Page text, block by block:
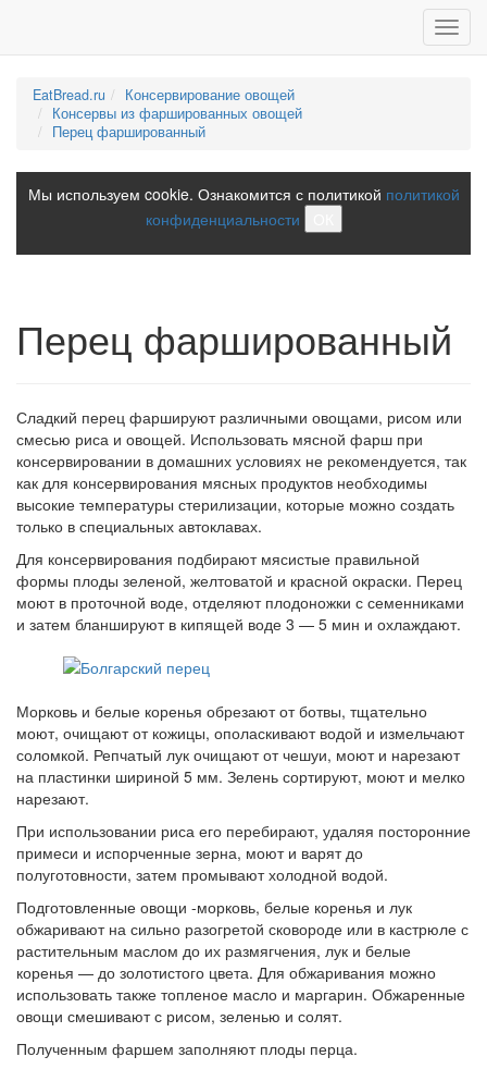
EatBread.ru
Консервирование овощей
Консервы из фаршированных овощей
Перец фаршированный
Мы используем cookie. Ознакомится с политикой политикой
конфиденциальности
Перец фаршированный
Сладкий перец фаршируют различными овощами, рисом или
смесью риса и овощей. Использовать мясной фарш при
консервировании в домашних условиях не рекомендуется, так
как для консервирования мясных продуктов необходимы
высокие температуры стерилизации, которые можно создать
только в специальных автоклавах.
Для консервирования подбирают мясистые правильной
формы плоды зеленой, желтоватой и красной окраски. Перец
моют в проточной воде, отделяют плодоножки с семенниками
и затем бланшируют в кипящей воде 3 — 5 мин и охлаждают.
Морковь и белые коренья обрезают от ботвы, тщательно
моют, очищают от кожицы, ополаскивают водой и измельчают
соломкой. Репчатый лук очищают от чешуи, моют и нарезают
на пластинки шириной 5 мм. Зелень сортируют, моют и мелко
нарезают.
При использовании риса его перебирают, удаляя посторонние
примеси и испорченные зерна, моют и варят до
полуготовности, затем промывают холодной водой.
Подготовленные овощи -морковь, белые коренья и лук
обжаривают на сильно разогретой сковороде или в кастрюле с
растительным маслом до их размягчения, лук и белые
коренья — до золотистого цвета. Для обжаривания можно
использовать также топленое масло и маргарин. Обжаренные
овощи смешивают с рисом, зеленью и солят.
Полученным фаршем заполняют плоды перца.